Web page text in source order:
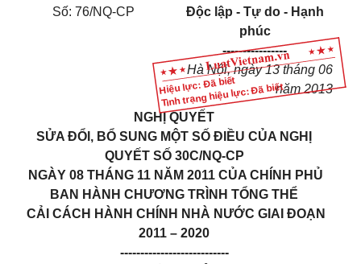
Hiệu lực: Đã biết
Tình trạng hiệu lực: Đã biết
Số: 76/NQ-CP
Độc lập - Tự do - Hạnh
phúc
----------------
Hà Nội, ngày13tháng 06
năm 2013
NGHỊ QUYẾT
SỬA ĐỔI, BỔ SUNG MỘT SỐ ĐIỀU CỦA NGHỊ
QUYẾT SỐ 30C/NQ-CP
NGÀY 08 THÁNG 11 NĂM 2011 CỦA CHÍNH PHỦ
BAN HÀNH CHƯƠNG TRÌNH TỔNG THỂ
CẢI CÁCH HÀNH CHÍNH NHÀ NƯỚC GIAI ĐOẠN
2011 – 2020
---------------------------